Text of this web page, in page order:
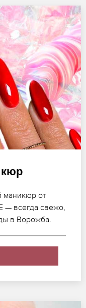
маникюр от
— всегда свежо,
в Ворожба.